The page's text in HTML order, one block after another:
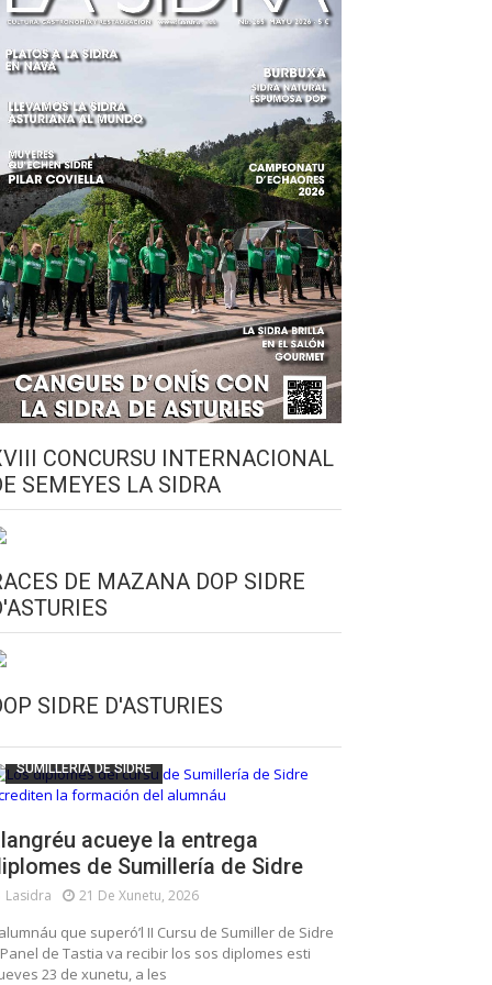
CONCURSU INTERNACIONAL
SEMEYES LA SIDRA
DE MAZANA DOP SIDRE
SIDRE D'ASTURIES
ESCUELA DE SUMILLERÍA DE LA SIDRE
SUMILLERÍA DE SIDRE
acueye la entrega
de Sumillería de Sidre
Lasidra 21 De Xunetu, 2026
que superó’l II Cursu de Sumiller de Sidre
de Tastia va recibir los sos diplomes esti
23 de xunetu, a les